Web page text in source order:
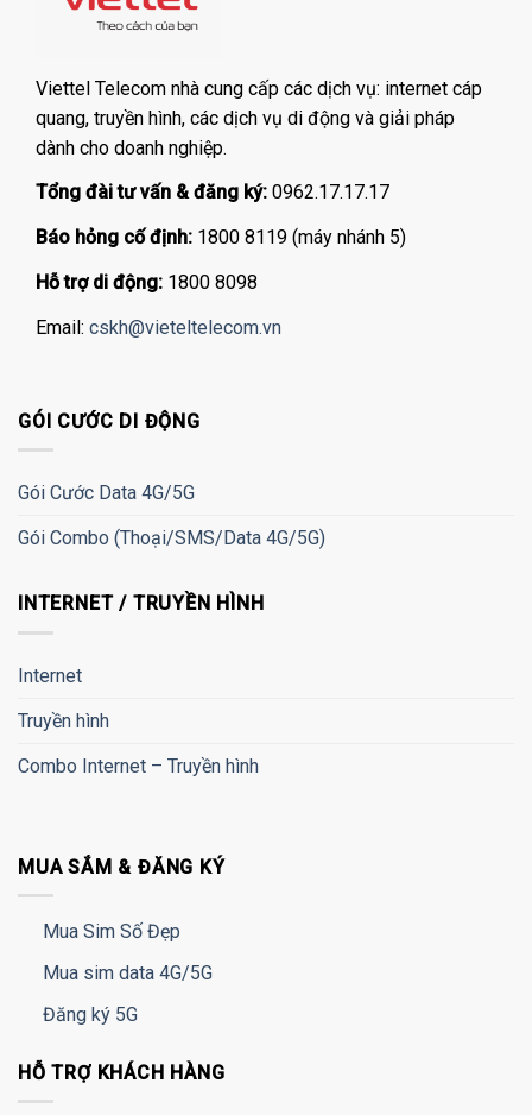
Viettel Telecom nhà cung cấp các dịch vụ: internet cáp
quang, truyền hình, các dịch vụ di động và giải pháp
dành cho doanh nghiệp.
Tổng đài tư vấn & đăng ký: 0962.17.17.17
Báo hỏng cố định: 1800 8119 (máy nhánh 5)
Hỗ trợ di động: 1800 8098
Email: cskh@vieteltelecom.vn
GÓI CƯỚC DI ĐỘNG
Gói Cước Data 4G/5G
Gói Combo (Thoại/SMS/Data 4G/5G)
INTERNET / TRUYỀN HÌNH
Internet
Truyền hình
Combo Internet – Truyền hình
MUA SẮM & ĐĂNG KÝ
Mua Sim Số Đẹp
Mua sim data 4G/5G
Đăng ký 5G
HỖ TRỢ KHÁCH HÀNG